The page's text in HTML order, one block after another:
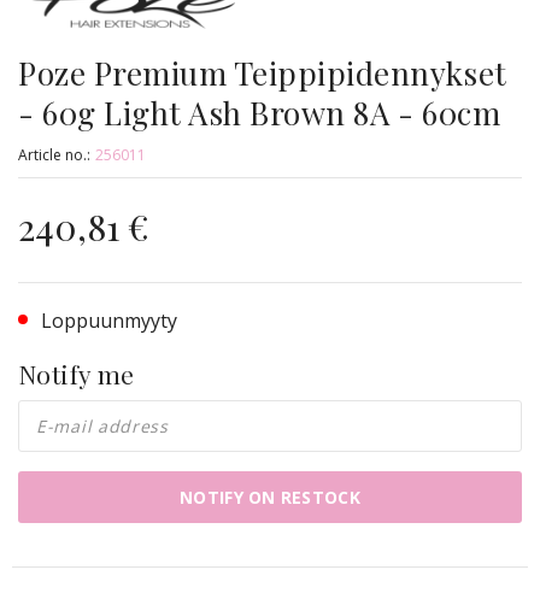
Poze Premium Teippipidennykset
- 60g Light Ash Brown 8A - 60cm
Article no.: 256011
240,81 €
Loppuunmyyty
Notify me
NOTIFY ON RESTOCK